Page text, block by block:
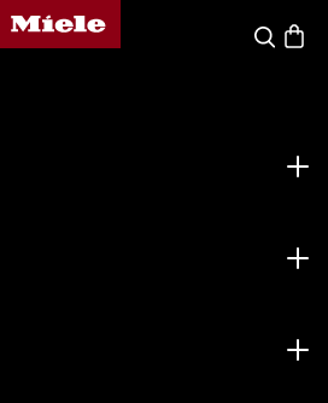
Miele-Homepage
Suche